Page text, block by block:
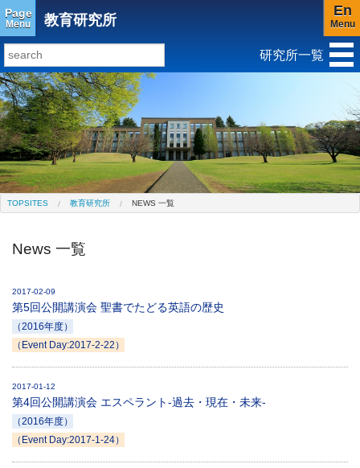
Page
Menu 教育研究所
En
Menu
研究所トップ 教育研究所
キリスト教と文化研究所 アジア文化研究所
平和研究所 ジェンダー研究センター
研究所一覧
TOPSITES 教育研究所 NEWS 一覧
News 一覧
2017-02-09
第5回公開講演会 聖書でたどる英語の歴史
（2016年度）
（Event Day:2017-2-22）
2017-01-12
第4回公開講演会 エスペラント-過去・現在・未来-
（2016年度）
（Event Day:2017-1-24）